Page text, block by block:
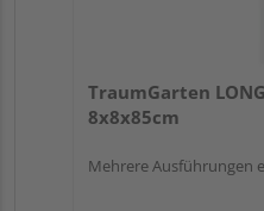
TraumGarten
8x8x85cm
Mehrere Ausführungen